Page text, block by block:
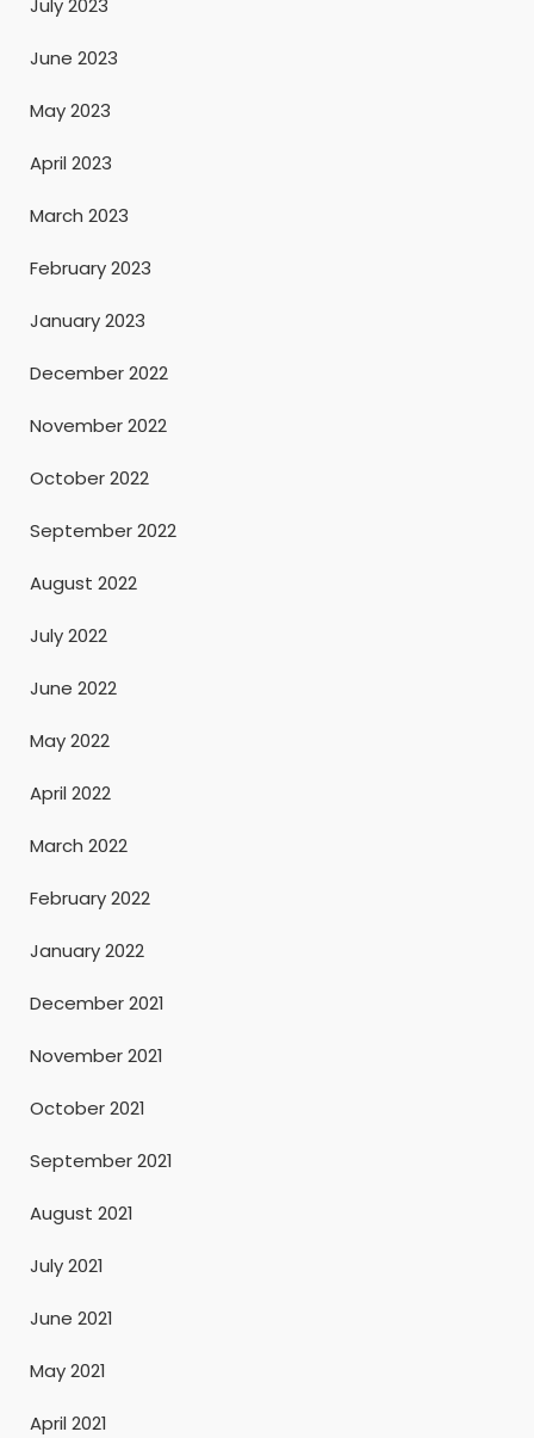
July 2023
June 2023
May 2023
April 2023
March 2023
February 2023
January 2023
December 2022
November 2022
October 2022
September 2022
August 2022
July 2022
June 2022
May 2022
April 2022
March 2022
February 2022
January 2022
December 2021
November 2021
October 2021
September 2021
August 2021
July 2021
June 2021
May 2021
April 2021